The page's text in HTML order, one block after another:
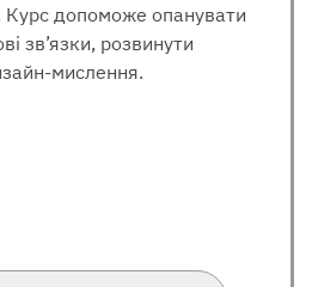
Курс допоможе опанувати
зв’язки, розвинути
мислення.